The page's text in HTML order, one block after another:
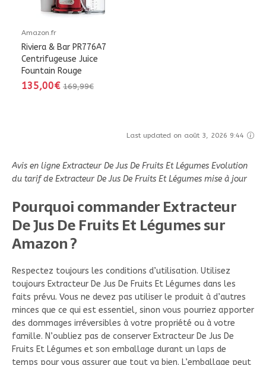
Amazon.fr
Riviera & Bar PR776A7
Centrifugeuse Juice
Fountain Rouge
135,00€ 169,99€
Last updated on août 3, 2026 9:44
Avis en ligne Extracteur De Jus De Fruits Et Légumes Evolution
du tarif de Extracteur De Jus De Fruits Et Légumes mise à jour
Pourquoi commander Extracteur
De Jus De Fruits Et Légumes sur
Amazon ?
Respectez toujours les conditions d’utilisation. Utilisez
toujours Extracteur De Jus De Fruits Et Légumes dans les
faits prévu. Vous ne devez pas utiliser le produit à d’autres
minces que ce qui est essentiel, sinon vous pourriez apporter
des dommages irréversibles à votre propriété ou à votre
famille. N’oubliez pas de conserver Extracteur De Jus De
Fruits Et Légumes et son emballage durant un laps de
temps pour vous assurer que tout va bien. L’emballage peut